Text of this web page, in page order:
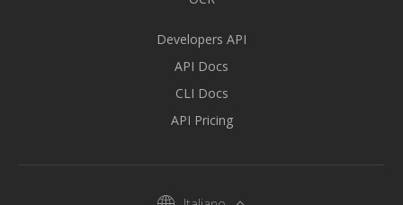
Developers API
API Docs
CLI Docs
API Pricing